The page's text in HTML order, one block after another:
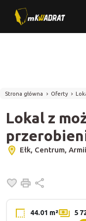
Strona główna Oferty
Lokal z
Ełk, Centrum,
Dodaj do ulubionych
Drukuj
44.01 m² 5